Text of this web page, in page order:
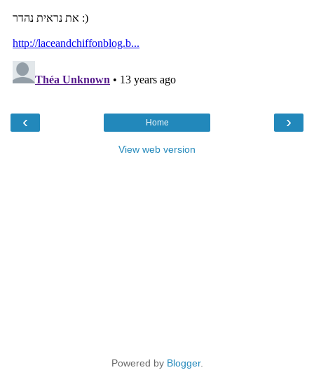
‹ ›
Home
View web version
Powered by Blogger.